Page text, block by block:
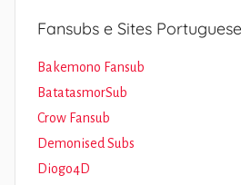
Fansubs e Sites
Bakemono Fansub
BatatasmorSub
Crow Fansub
Demonised Subs
Diogo4D